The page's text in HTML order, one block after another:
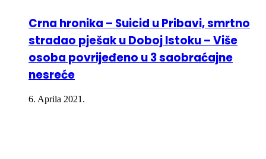
Crna hronika – Suicid u Pribavi, smrtno
stradao pješak u Doboj Istoku – Više
osoba povrijeđeno u 3 saobraćajne
nesreće
6. Aprila 2021.